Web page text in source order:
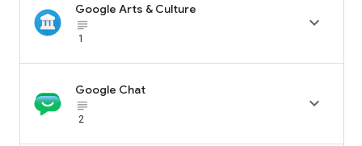
Google Arts & Culture
subject_black
1

Google Chat
subject_black
2
